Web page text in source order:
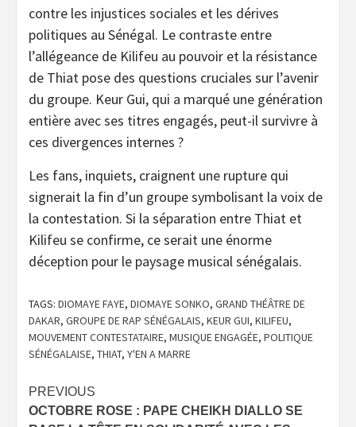
contre les injustices sociales et les dérives
politiques au Sénégal. Le contraste entre
l’allégeance de Kilifeu au pouvoir et la résistance
de Thiat pose des questions cruciales sur l’avenir
du groupe. Keur Gui, qui a marqué une génération
entière avec ses titres engagés, peut-il survivre à
ces divergences internes ?
Les fans, inquiets, craignent une rupture qui
signerait la fin d’un groupe symbolisant la voix de
la contestation. Si la séparation entre Thiat et
Kilifeu se confirme, ce serait une énorme
déception pour le paysage musical sénégalais.
TAGS: DIOMAYE FAYE, DIOMAYE SONKO, GRAND THÉÂTRE DE
DAKAR, GROUPE DE RAP SÉNÉGALAIS, KEUR GUI, KILIFEU,
MOUVEMENT CONTESTATAIRE, MUSIQUE ENGAGÉE, POLITIQUE
SÉNÉGALAISE, THIAT, Y'EN A MARRE
PREVIOUS
OCTOBRE ROSE : PAPE CHEIKH DIALLO SE